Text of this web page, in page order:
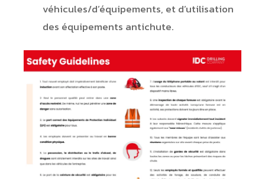
véhicules/d’équipements, et d’utilisation
des équipements antichute.